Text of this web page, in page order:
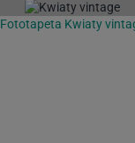
Fototapeta Kwiaty